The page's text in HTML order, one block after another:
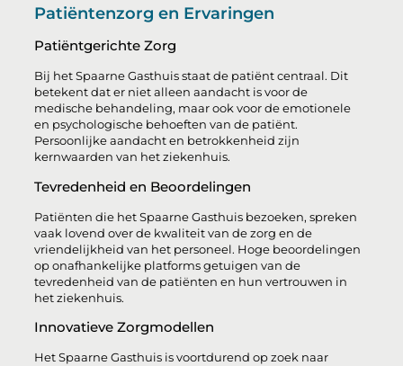
Patiëntenzorg en Ervaringen
Patiëntgerichte Zorg
Bij het Spaarne Gasthuis staat de patiënt centraal. Dit
betekent dat er niet alleen aandacht is voor de
medische behandeling, maar ook voor de emotionele
en psychologische behoeften van de patiënt.
Persoonlijke aandacht en betrokkenheid zijn
kernwaarden van het ziekenhuis.
Tevredenheid en Beoordelingen
Patiënten die het Spaarne Gasthuis bezoeken, spreken
vaak lovend over de kwaliteit van de zorg en de
vriendelijkheid van het personeel. Hoge beoordelingen
op onafhankelijke platforms getuigen van de
tevredenheid van de patiënten en hun vertrouwen in
het ziekenhuis.
Innovatieve Zorgmodellen
Het Spaarne Gasthuis is voortdurend op zoek naar